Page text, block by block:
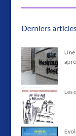
Derniers
Les